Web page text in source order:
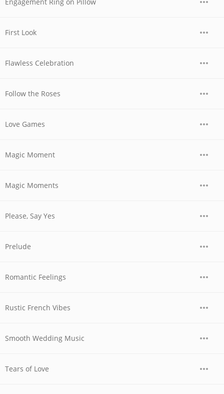
First Look
Flawless Celebration
Follow the Roses
Love Games
Magic Moment
Magic Moments
Please, Say Yes
Prelude
Romantic Feelings
Rustic French Vibes
Smooth Wedding Music
Tears of Love